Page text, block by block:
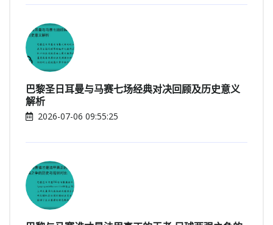
巴黎圣日耳曼与马赛七场经典对决回顾及历史意义
解析
2026-07-06 09:55:25